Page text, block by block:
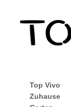
Top Vivo
Zuhause